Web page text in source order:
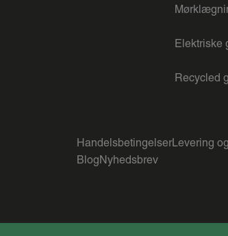
Elektriske
Recycled
HandelsbetingelserLevering
BlogNyhedsbrev